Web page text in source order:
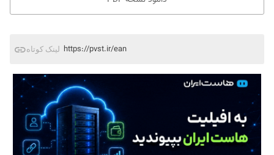
لینک کوتاه https://pvst.ir/ean